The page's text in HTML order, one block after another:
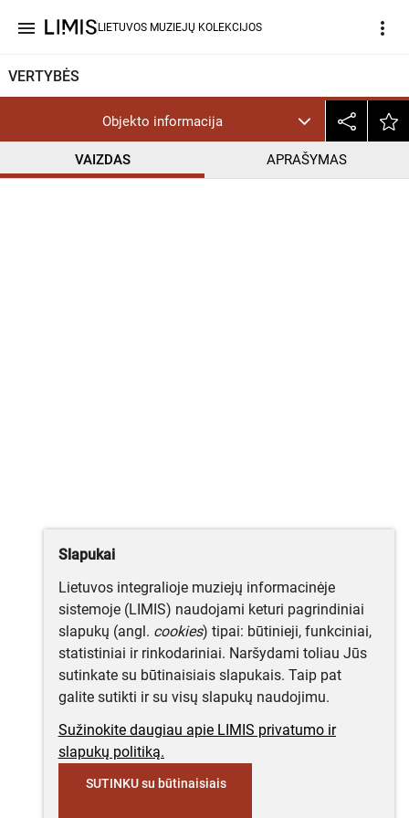
menu LIETUVOS MUZIEJŲ KOLEKCIJOS more_vert
VERTYBĖS
Objekto informacija
VAIZDAS APRAŠYMAS
help_outline
Slapukai
Lietuvos integralioje muziejų informacinėje
sistemoje (LIMIS) naudojami keturi pagrindiniai
slapukų (angl. cookies) tipai: būtinieji, funkciniai,
statistiniai ir rinkodariniai. Naršydami toliau Jūs
sutinkate su būtinaisiais slapukais. Taip pat
galite sutikti ir su visų slapukų naudojimu.
Sužinokite daugiau apie LIMIS privatumo ir
slapukų politiką.
SUTINKU su būtinaisiais